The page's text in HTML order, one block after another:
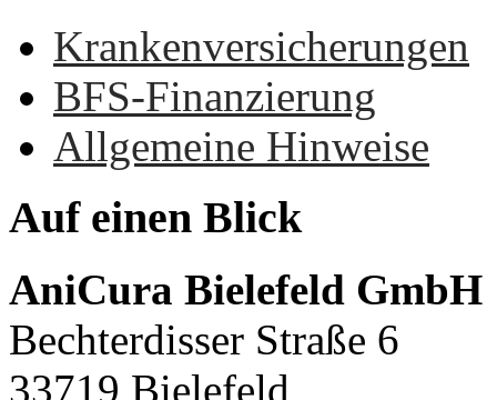
Krankenversicherungen
BFS-Finanzierung
Allgemeine Hinweise
Auf einen Blick
AniCura Bielefeld GmbH
Bechterdisser Straße 6
33719 Bielefeld